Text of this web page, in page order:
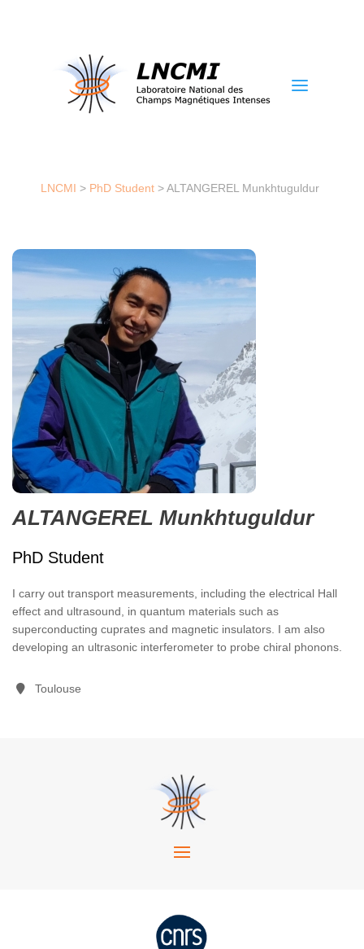
a
LNCMI > PhD Student>ALTANGEREL Munkhtuguldur
ALTANGEREL Munkhtuguldur
PhD Student
I carry out transport measurements, including the electrical Hall
effect and ultrasound, in quantum materials such as
superconducting cuprates and magnetic insulators. I am also
developing an ultrasonic interferometer to probe chiral phonons.
Toulouse